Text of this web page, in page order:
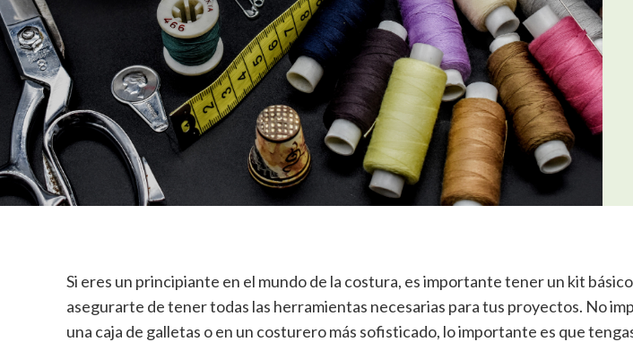
Si eres un principiante en el mundo de la costura, es importante tener un kit
asegurarte de tener todas las herramientas necesarias para tus proyectos. No
una caja de galletas o en un costurero más sofisticado, lo importante es que